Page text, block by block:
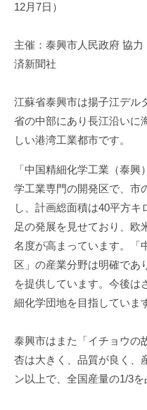
機
構
a
a
u
12月7日）
主催：泰興市人民政府 協
済新聞社
江蘇省泰興市は揚子江デル
省の中部にあり長江沿いに
しい港湾工業都市です。
「中国精細化学工業（泰興
学工業専門の開発区で、 市
し、計画総面積は40平方
足の発展を見せており、欧
名度が高まっています。「
区」の産業分野は明確であ
を提供しています。今後は
細化学団地を目指していま
泰興市はまた「イチョウの
杏は大きく、品質が良く、
ン以上で、全国産量の1/3を